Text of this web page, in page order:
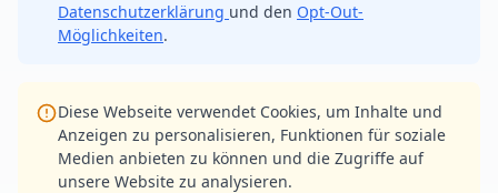
Datenschutzerklärung und den Opt-Out-
Möglichkeiten.
Diese Webseite verwendet Cookies, um Inhalte und
Anzeigen zu personalisieren, Funktionen für soziale
Medien anbieten zu können und die Zugriffe auf
unsere Website zu analysieren.